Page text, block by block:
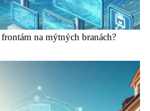
na mýtných branách?